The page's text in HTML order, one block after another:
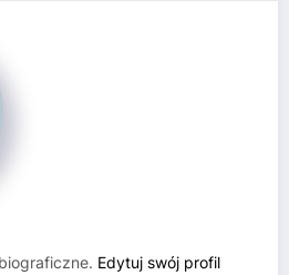
Edytuj swój profil